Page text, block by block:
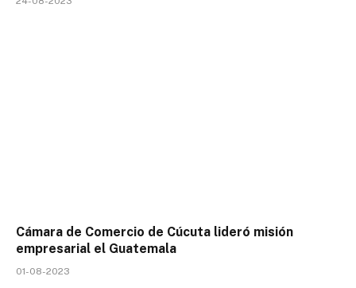
Cámara de Comercio de Cúcuta lideró misión
empresarial el Guatemala
01-08-2023